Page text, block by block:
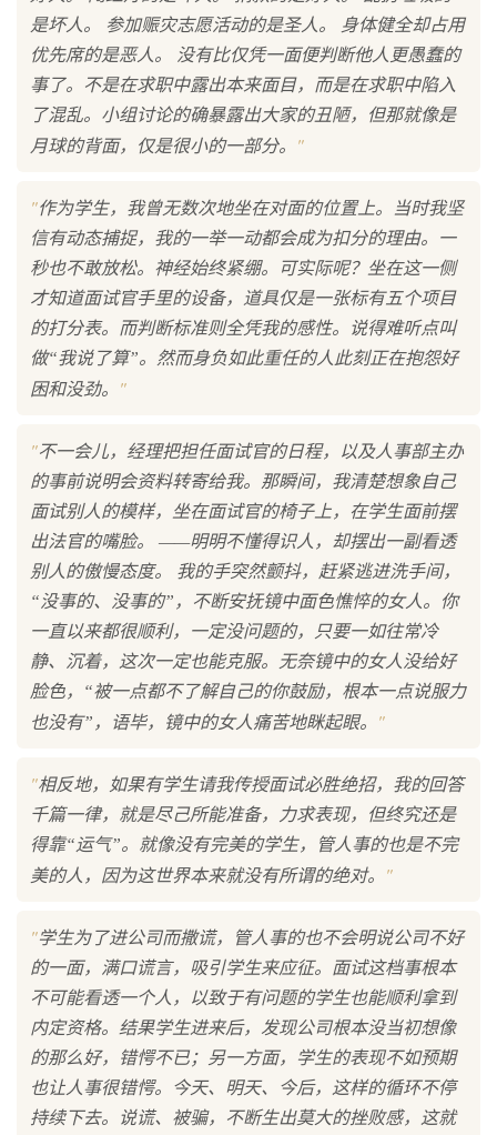
是坏人。 参加赈灾志愿活动的是圣人。 身体健全却占用
优先席的是恶人。 没有比仅凭一面便判断他人更愚蠢的
事了。不是在求职中露出本来面目，而是在求职中陷入
了混乱。小组讨论的确暴露出大家的丑陋，但那就像是
月球的背面，仅是很小的一部分。
"
"作为学生，我曾无数次地坐在对面的位置上。当时我坚
信有动态捕捉，我的一举一动都会成为扣分的理由。一
秒也不敢放松。神经始终紧绷。可实际呢？坐在这一侧
才知道面试官手里的设备，道具仅是一张标有五个项目
的打分表。而判断标准则全凭我的感性。说得难听点叫
做“我说了算”。然而身负如此重任的人此刻正在抱怨好
困和没劲。
"
"不一会儿，经理把担任面试官的日程，以及人事部主办
的事前说明会资料转寄给我。那瞬间，我清楚想象自己
面试别人的模样，坐在面试官的椅子上，在学生面前摆
出法官的嘴脸。 ——明明不懂得识人，却摆出一副看透
别人的傲慢态度。 我的手突然颤抖，赶紧逃进洗手间，
“没事的、没事的”，不断安抚镜中面色憔悴的女人。你
一直以来都很顺利，一定没问题的，只要一如往常冷
静、沉着，这次一定也能克服。无奈镜中的女人没给好
脸色，“被一点都不了解自己的你鼓励，根本一点说服力
也没有”，语毕，镜中的女人痛苦地眯起眼。
"
"相反地，如果有学生请我传授面试必胜绝招，我的回答
千篇一律，就是尽己所能准备，力求表现，但终究还是
得靠“运气”。就像没有完美的学生，管人事的也是不完
美的人，因为这世界本来就没有所谓的绝对。
"
"学生为了进公司而撒谎，管人事的也不会明说公司不好
的一面，满口谎言，吸引学生来应征。面试这档事根本
不可能看透一个人，以致于有问题的学生也能顺利拿到
内定资格。结果学生进来后，发现公司根本没当初想像
的那么好，错愕不已；另一方面，学生的表现不如预期
也让人事很错愕。今天、明天、今后，这样的循环不停
持续下去。说谎、被骗，不断生出莫大的挫败感，这就